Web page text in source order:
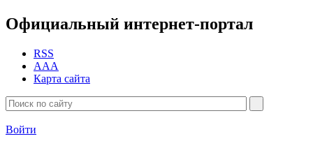
Официальный интернет-портал
RSS
AAA
Карта сайта
Войти